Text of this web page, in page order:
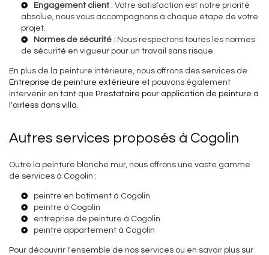
Engagement client : Votre satisfaction est notre priorité
absolue, nous vous accompagnons à chaque étape de votre
projet.
Normes de sécurité : Nous respectons toutes les normes
de sécurité en vigueur pour un travail sans risque.
En plus de la peinture intérieure, nous offrons des services de
Entreprise de peinture extérieure et pouvons également
intervenir en tant que Prestataire pour application de peinture à
l'airless dans villa
Autres services proposés à Cogolin
Outre la peinture blanche mur, nous offrons une vaste gamme
de services à Cogolin :
peintre en batiment à Cogolin
peintre à Cogolin
entreprise de peinture à Cogolin
peintre appartement à Cogolin
Pour découvrir l'ensemble de nos services ou en savoir plus sur